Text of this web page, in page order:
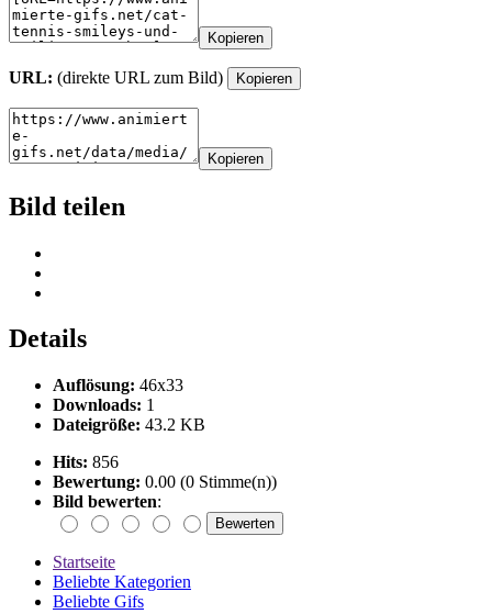
Kopieren
URL: (direkte URL zum Bild) Kopieren
Kopieren
Bild teilen
Details
Auflösung: 46x33
Downloads: 1
Dateigröße: 43.2 KB
Hits: 856
Bewertung: 0.00 (0 Stimme(n))
Bild bewerten:
Startseite
Beliebte Kategorien
Beliebte Gifs